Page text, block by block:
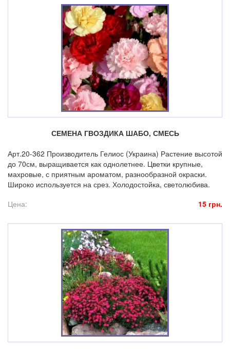
СЕМЕНА ГВОЗДИКА ШАБО, СМЕСЬ
Арт.20-362 Производитель Гелиос (Украина) Растение высотой
до 70см, выращивается как однолетнее. Цветки крупные,
махровые, с приятным ароматом, разнообразной окраски.
Широко используется на срез. Холодостойка, светолюбива.
Цена:
15 грн.